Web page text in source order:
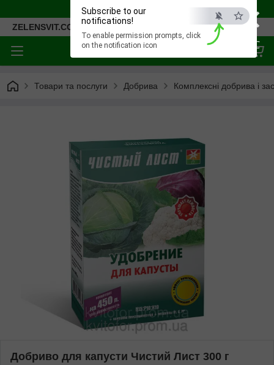
×
ESC
Subscribe to our
notifications!
To enable permission prompts, click
on the notification icon
Відправка 2-4 дні.
ZELENSVIT.COM
Товари та послуги Добрива Комплексні добрива і
Добриво для капусти Чистий Лист 300 г